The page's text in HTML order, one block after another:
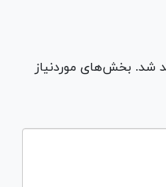
شد. بخش‌های موردنیاز